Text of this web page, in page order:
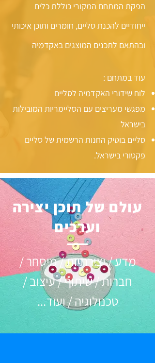
הפקת המתחם המקורי כוללת כלים
ייחודיים להכנת סליים, חומרים ותוכן איכותי
ובהתאם לתכנים המוצגים באקדמיה
עוד במתחם :
לוח שידורי האקדמיה לסליים
מפגשי מעריצים עם הסליימריות המובילות
בישראל
סליים בוטיק החנות הרשמית של סליים
פקטורי בישראל.
עולם של תוכן יצירה
וערכים
מדע / יצירתיות / מיסחר /
חברות / שיתוף / עיצוב /
טכנולוגיה / ועוד...